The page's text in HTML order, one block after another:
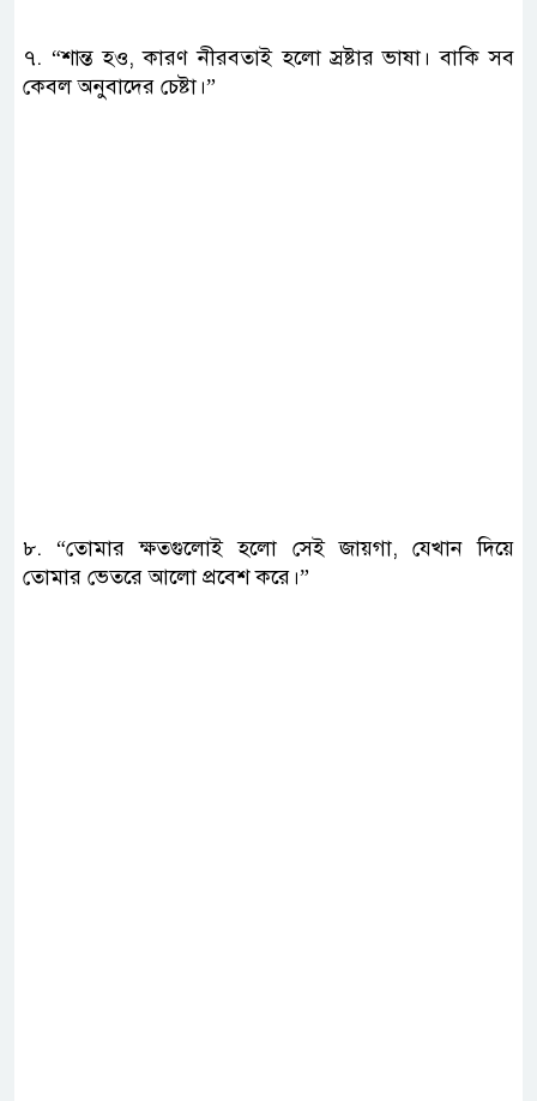
৭. “শান্ত হও, কারণ নীরবতাই হলো স্রষ্টার ভাষা। বাকি সব
কেবল অনুবাদের চেষ্টা।”
৮. “তোমার ক্ষতগুলোই হলো সেই জায়গা, যেখান দিয়ে
তোমার ভেতরে আলো প্রবেশ করে।”